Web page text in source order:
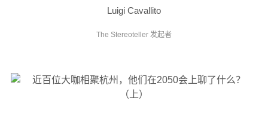
Luigi Cavallito
The Stereoteller 发起者